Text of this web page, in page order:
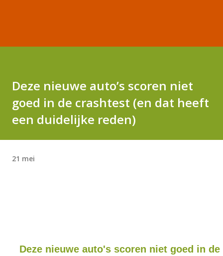
Deze nieuwe auto’s scoren niet
goed in de crashtest (en dat heeft
een duidelijke reden)
21 mei
Deze nieuwe auto's scoren niet goed in